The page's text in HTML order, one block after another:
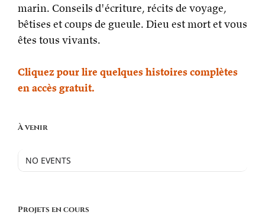
marin. Conseils d'écriture, récits de voyage,
bêtises et coups de gueule. Dieu est mort et vous
êtes tous vivants.
Cliquez pour lire quelques histoires complètes
en accès gratuit.
À venir
NO EVENTS
Projets en cours